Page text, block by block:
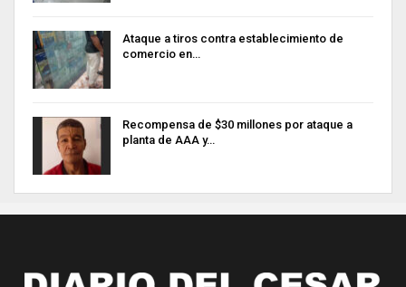
Ataque a tiros contra establecimiento de
comercio en…
Recompensa de $30 millones por ataque a
planta de AAA y…